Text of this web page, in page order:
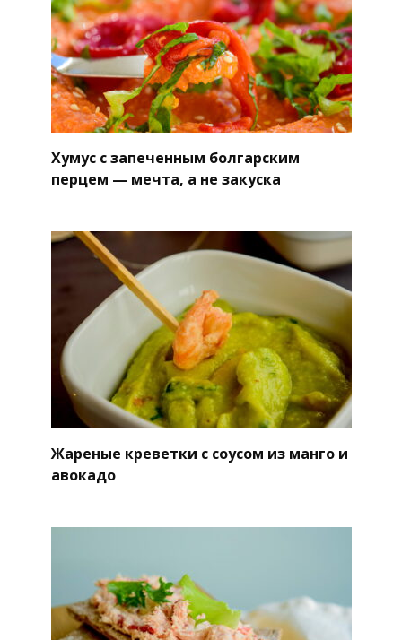
Хумус с запеченным болгарским
перцем — мечта, а не закуска
Жареные креветки с соусом из манго и
авокадо